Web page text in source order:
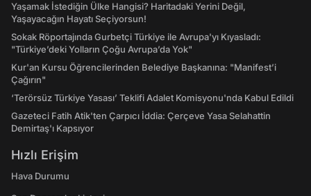
Yaşamak İstediğin Ülke Hangisi? Haritadaki Yerini Değil,
Yaşayacağın Hayatı Seçiyorsun!
Sokak Röportajında Gurbetçi Türkiye ile Avrupa'yı Kıyasladı:
"Türkiye’deki Yolların Çoğu Avrupa’da Yok"
Kur'an Kursu Öğrencilerinden Belediye Başkanına: "Manifest’i
Çağırın"
‘Terörsüz Türkiye Yasası’ Teklifi Adalet Komisyonu'nda Kabul Edildi
Gazeteci Fatih Atik'ten Çarpıcı İddia: Çerçeve Yasa Selahattin
Demirtaş'ı Kapsıyor
Hızlı Erişim
Hava Durumu